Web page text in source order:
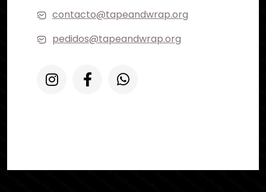
contacto@tapeandwrap.org
pedidos@tapeandwrap.org